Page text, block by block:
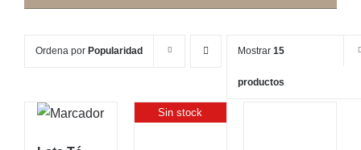
Ordena por Popularidad Mostrar 15
productos
Sin stock